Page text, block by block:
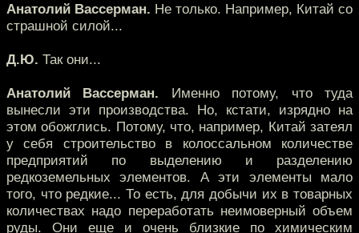
Анатолий Вассерман. Не только. Например, Китай со
страшной силой...
Д.Ю. Так они...
Анатолий Вассерман. Именно потому, что туда
вынесли эти производства. Но, кстати, изрядно на
этом обожглись. Потому, что, например, Китай затеял
у себя строительство в колоссальном количестве
предприятий по выделению и разделению
редкоземельных элементов. А эти элементы мало
того, что редкие... То есть, для добычи их в товарных
количествах надо переработать неимоверный объем
руды. Они еще и очень близкие по химическим